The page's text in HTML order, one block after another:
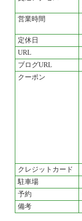
営業時間
定休日
URL
ブログURL
クーポン
クレジットカード
駐車場
予約
備考